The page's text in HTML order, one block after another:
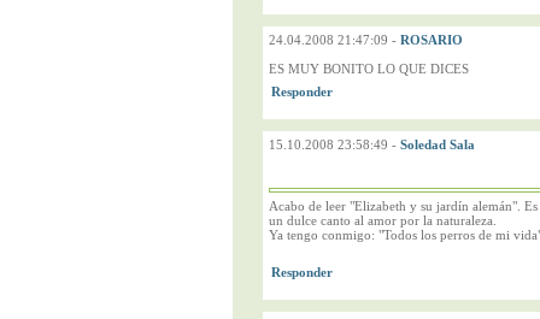
24.04.2008 21:47:09 - ROSARIO
ES MUY BONITO LO QUE DICES
15.10.2008 23:58:49 - Soledad Sala
Acabo de leer "Elizabeth y su jardín alemán".
un dulce canto al amor por la naturaleza.
Ya tengo conmigo: "Todos los perros de mi